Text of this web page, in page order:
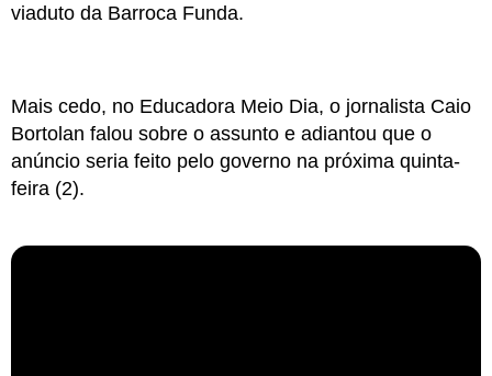
viaduto da Barroca Funda.
Mais cedo, no Educadora Meio Dia, o jornalista Caio
Bortolan falou sobre o assunto e adiantou que o
anúncio seria feito pelo governo na próxima quinta-
feira (2).